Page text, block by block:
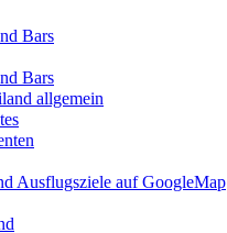
Bars
Bars
allgemein
Ausflugsziele auf GoogleMap